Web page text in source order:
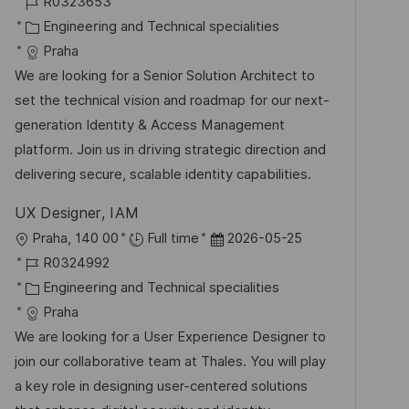
n
i
c
h
u
g
t
t
m
d
e
r
V
ö
f
n
t
l
o
b
-
I
D
K
a
t
e
g
o
r
e
Engineering and Technical specialities
Praha
We are looking for a Senior Solution Architect to
set the technical vision and roadmap for our next-
generation Identity & Access Management
platform. Join us in driving strategic direction and
delivering secure, scalable identity capabilities.
UX Designer, IAM
O
r
t
Praha, 140 00 Full time
D
t
m
d
e
2026-05-25
J
o
b
-
I
D
R0324992
K
a
t
e
g
Engineering and Technical specialities
Praha
We are looking for a User Experience Designer to
join our collaborative team at Thales. You will play
a key role in designing user-centered solutions